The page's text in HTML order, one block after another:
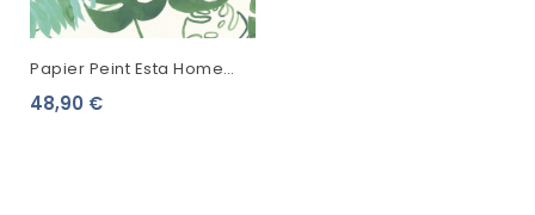
Papier Peint Esta Home
Greenhouse Feuilles
48,90 €